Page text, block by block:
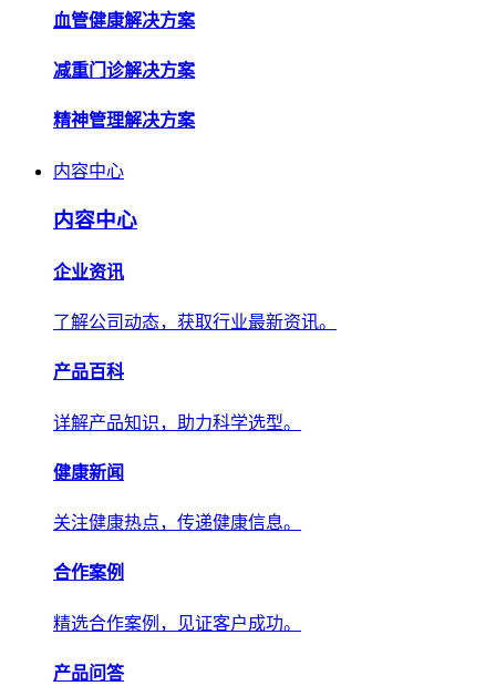
血管健康解决方案
减重门诊解决方案
精神管理解决方案
内容中心
内容中心
企业资讯
了解公司动态，获取行业最新资讯。
产品百科
详解产品知识，助力科学选型。
健康新闻
关注健康热点，传递健康信息。
合作案例
精选合作案例，见证客户成功。
产品问答